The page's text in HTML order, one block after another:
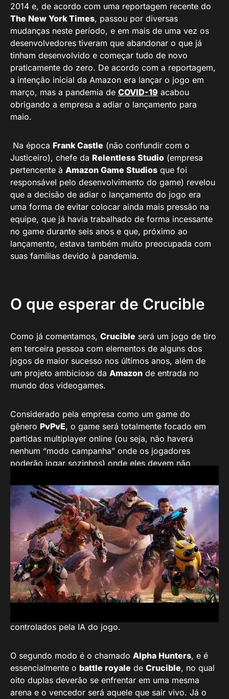
2014 e, de acordo com uma reportagem recente do
The New York Times, passou por diversas
mudanças neste período, e em mais de uma vez os
desenvolvedores tiveram que abandonar o que já
tinham desenvolvido e começar tudo de novo
praticamente do zero. De acordo com a reportagem,
a intenção inicial da Amazon era lançar o jogo em
março, mas a pandemia de COVID-19 acabou
obrigando a empresa a adiar o lançamento para
maio.
Na época Frank Castle (não confundir com o
Justiceiro), chefe da Relentless Studio (empresa
pertencente à Amazon Game Studios que foi
responsável pelo desenvolvimento do game) revelou
que a decisão de adiar o lançamento do jogo era
uma forma de evitar colocar ainda mais pressão na
equipe, que já havia trabalhado de forma incessante
no game durante seis anos e que, próximo ao
lançamento, estava também muito preocupada com
suas famílias devido à pandemia.
O que esperar de Crucible
Como já comentamos, Crucible será um jogo de tiro
em terceira pessoa com elementos de alguns dos
jogos de maior sucesso nos últimos anos, além de
um projeto ambicioso da Amazon de entrada no
mundo dos videogames.
Considerado pela empresa como um game do
gênero PvPvE, o game será totalmente focado em
partidas multiplayer online (ou seja, não haverá
nenhum “modo campanha” onde os jogadores
poderão jogar sozinhos) onde eles devem não
trabalharem em grupo para combaterem adversários
comandados pela IA.
Assim como emOverwatchouApex Legends ,
Cruciblepossui uma ampla variedade de
personagens, cada qual com armas e habilidades
específicas. Esses personagens poderão atuar em
três diferentes modos de jogo: o primeiro deles é o
Heart of the Hives, onde os jogadores serão
divididos em dois times de quatro pessoas cada,
controlados pela IA do jogo.
O segundo modo é o chamado Alpha Hunters, e é
essencialmente o battle royale de Crucible, no qual
oito duplas deverão se enfrentar em uma mesma
arena e o vencedor será aquele que sair vivo. Já o